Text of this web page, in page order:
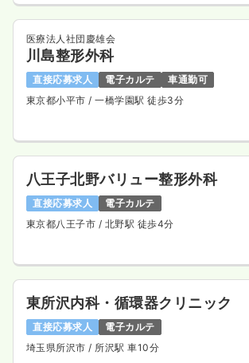
医療法人社団慶雄会
川島整形外科
直接応募求人 電子カルテ
車通勤可
東京都小平市 / 一橋学園駅 徒歩3分
八王子北野バリュー整形外科
直接応募求人
電子カルテ
東京都八王子市 / 北野駅 徒歩4分
東所沢内科・循環器クリニック
直接応募求人
電子カルテ
埼玉県所沢市 / 所沢駅 車10分